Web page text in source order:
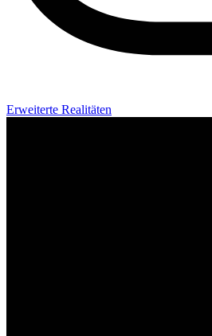
Erweiterte Realitäten